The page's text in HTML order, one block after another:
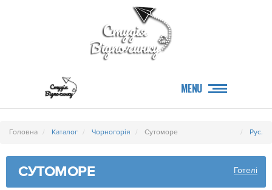
MENU
Головна Каталог Чорногорія Сутоморе Рус.
СУТОМОРЕ Готелі